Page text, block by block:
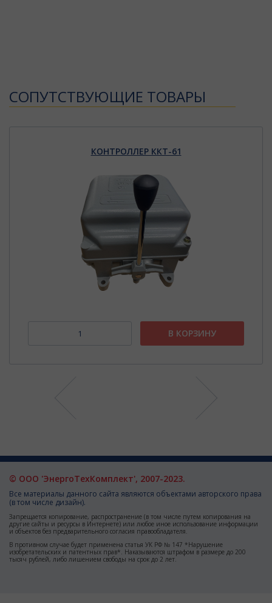
CОПУТСТВУЮЩИЕ ТОВАРЫ
КОНТРОЛЛЕР ККТ-61
В КОРЗИНУ
© ООО 'ЭнергоТехКомплект', 2007-2023.
Все материалы данного сайта являются объектами авторского права
(в том числе дизайн).
Запрещается копирование, распространение (в том числе путем копирования на
другие сайты и ресурсы в Интернете) или любое иное использование информации
и объектов без предварительного согласия правообладателя.
В противном случае будет применена статья УК РФ № 147 *Нарушение
изобретательских и патентных прав*. Наказываются штрафом в размере до 200
тысяч рублей, либо лишением свободы на срок до 2 лет.